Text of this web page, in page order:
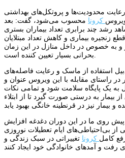
رعایت محدودیت‌ها و پروتکل‌های بهداشتی
کرونا محسوب می‌شود، گفت: بعد
رشد چند برابری تعداد بیماران بستری
زنجیره بیماری و کاهش تعداد مبتلایان
به خصوص در داخل منازل در این زمان
استفاده از ماسک و رعایت فاصله‌های
در راستای مقابله با این ویروس عنوان و
به یک پایگاه سلامت شود و تمامی نکات
بیمار به درستی صورت گیرد تا از ابتلاء
روی ما در این دوران دغدغه افزایش
بی‌احتیاطی‌های ایام تعطیلات نوروزی
کامل کرونا تغییراتی در سبک زندگی و